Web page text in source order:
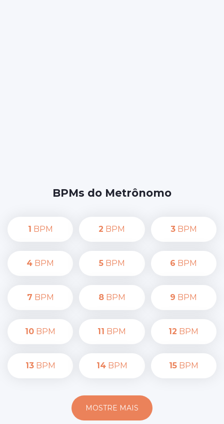
BPMs do Metrônomo
1 BPM 2 BPM 3BPM
4 BPM 5BPM 6 BPM
7 BPM 8BPM 9 BPM
10 BPM 11 BPM 12 BPM
13BPM 14BPM 15BPM
MOSTRE MAIS